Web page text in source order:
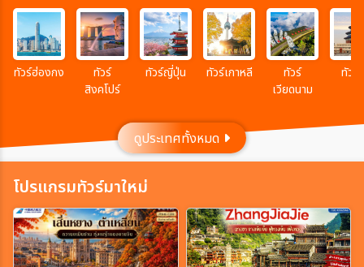
ค้นหาโปรแกรมทัวร์
คำค้นหา
เมือง
ทัวร์ฮ่องกง
ทัวร์
สิงคโปร์
ทัวร์ญี่ปุ่น ทัวร์เกาหลี
ทัวร์
เวียดนาม
ทัวร์
ดูประเทศทั้งหมด
โปรแกรมทัวร์มาใหม่